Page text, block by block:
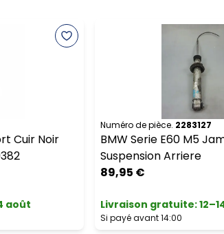
Cuir Noir
août
Numéro de pièce. 2283127
BMW Serie E60 M5
Suspension Arriere
89,95 €
Livraison gratuite:
Si payé avant 14:00